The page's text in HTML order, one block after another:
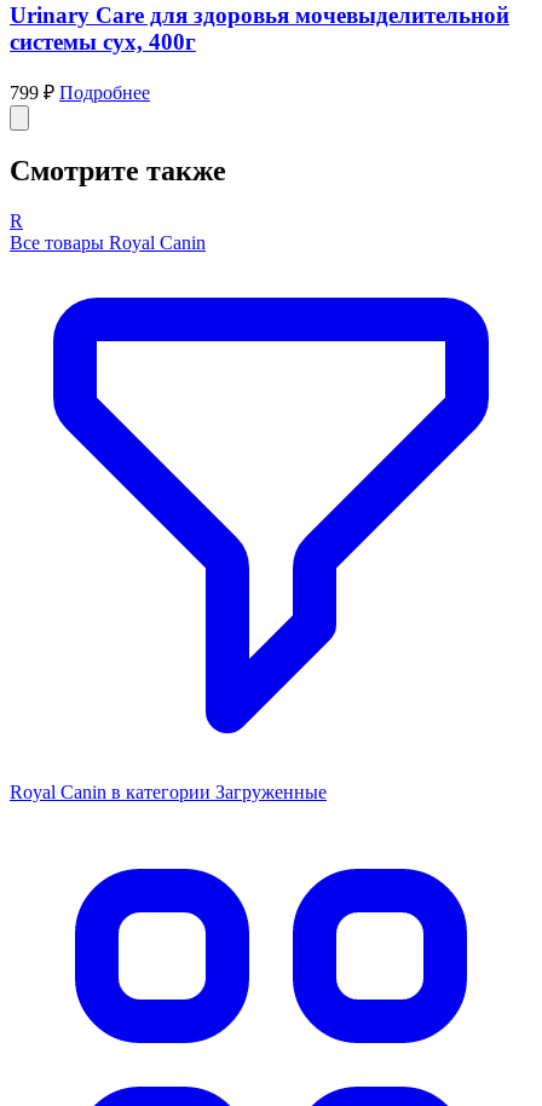
Urinary Care для здоровья мочевыделительной
системы сух, 400г
799 ₽ Подробнее
Смотрите также
R
Все товары Royal Canin
Royal Canin в категории Загруженные